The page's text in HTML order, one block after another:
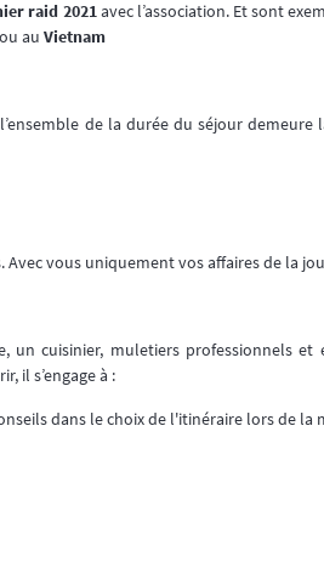
raid 2021avec l’association. Et sont
ou au Vietnam
de la durée du séjour
vous uniquement vos affaires de la
un cuisinier, muletiers professionnels
il s’engage à :
dans le choix de l'itinéraire lors de